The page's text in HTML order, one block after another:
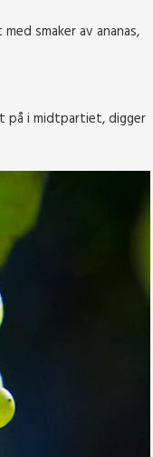
smaker av ananas,
på i midtpartiet, digger